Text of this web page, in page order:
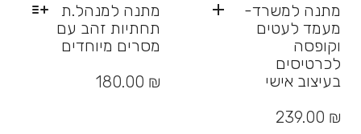
מתנה למנהל.ת
תחתיות זהב עם
מסרים מיוחדים
זה 180.00 ₪
מתנה למשרד-
מעמד לעטים
וקופסה
לכרטיסים
בעיצוב אישי
239.00 ₪